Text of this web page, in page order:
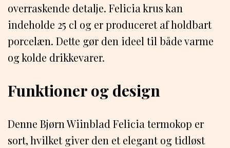
overraskende detalje. Felicia krus kan
indeholde 25 cl og er produceret af holdbart
porcelæn. Dette gør den ideel til både varme
og kolde drikkevarer.
Funktioner og design
Denne Bjørn Wiinblad Felicia termokop er
sort, hvilket giver den et elegant og tidløst